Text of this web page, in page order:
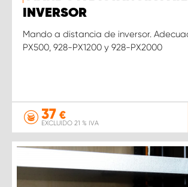
INVERSOR
Mando a distancia de inversor.
PX500, 928-PX1200 y 928-PX2000
37 €
EXCLUIDO 21 % IVA